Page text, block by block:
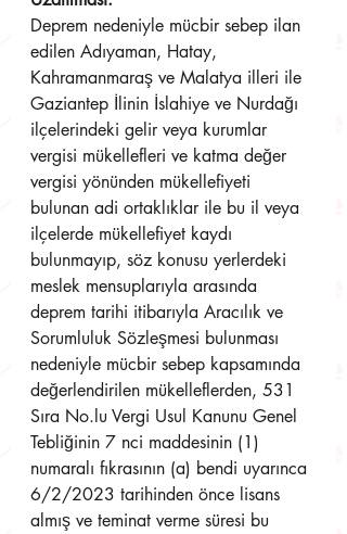
Deprem nedeniyle mücbir sebep ilan
edilen Adıyaman, Hatay,
Kahramanmaraş ve Malatya illeri ile
Gaziantep İlinin İslahiye ve Nurdağı
ilçelerindeki gelir veya kurumlar
vergisi mükellefleri ve katma değer
vergisi yönünden mükellefiyeti
bulunan adi ortaklıklar ile bu il veya
ilçelerde mükellefiyet kaydı
bulunmayıp, söz konusu yerlerdeki
meslek mensuplarıyla arasında
deprem tarihi itibarıyla Aracılık ve
Sorumluluk Sözleşmesi bulunması
nedeniyle mücbir sebep kapsamında
değerlendirilen mükelleflerden, 531
Sıra No.lu Vergi Usul Kanunu Genel
Tebliğinin 7 nci maddesinin (1)
numaralı fıkrasının (a) bendi uyarınca
6/2/2023 tarihinden önce lisans
almış ve teminat verme süresi bu